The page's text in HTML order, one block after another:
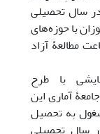
سال تحصیلی
با حوزه‌های
مطالعۀ آزاد
با طرح
آماری این
به تحصیل